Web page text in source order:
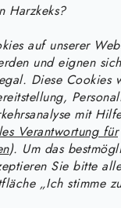
Harzkeks?
auf unserer
und eignen
Diese Cookies
mit
Verantwortung für
). Um das
Sie bitte
„Ich stimme